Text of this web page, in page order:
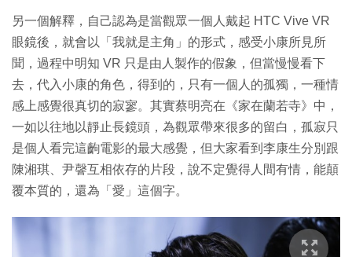
另一個解釋，自己認為是當觀眾一個人戴起 HTC Vive VR
眼鏡後，就會以「我就是主角」的形式，感受小康所見所
聞，過程中明知 VR 只是由人製作的假象，但當慢慢看下
去，代入小康的角色，得到的，只有一個人的孤獨，一種情
感上感覺很真切的寂寥。其實蔡明亮在《家在蘭若寺》中，
一如以往地以靜止長鏡頭，為觀眾帶來很多的留白，孤寂只
是個人看完這齣電影的最大感覺，但大家看到李康生分別跟
陳湘琪、尹韾互相依存的片段，說不定覺得人間有情，能顛
覆本質的，還為「愛」這個字。